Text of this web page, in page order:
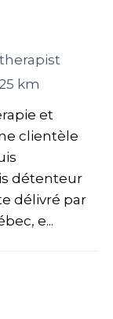
km
et
clientèle
détenteur
délivré par
e...